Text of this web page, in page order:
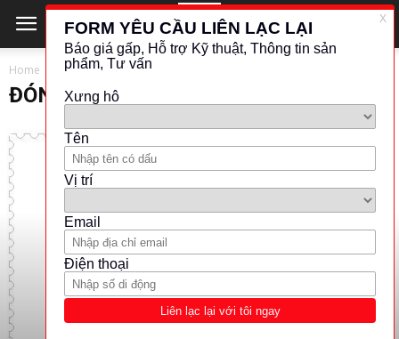
Home ĐÓNG CẮT - BẢO VỆ
ĐÓNG CẮT - BẢO VỆ